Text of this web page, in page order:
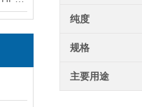
纯度
规格
主要用途